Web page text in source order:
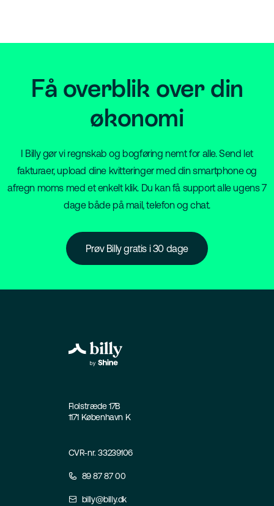
Få overblik over din
økonomi
I Billy gør vi regnskab og bogføring nemt for alle. Send let
fakturaer, upload dine kvitteringer med din smartphone og
afregn moms med et enkelt klik. Du kan få support alle ugens 7
dage både på mail, telefon og chat.
Prøv Billy gratis i 30 dage
Fiolstræde 17B
1171 København K
CVR-nr. 33239106
89 87 87 00
billy@billy.dk